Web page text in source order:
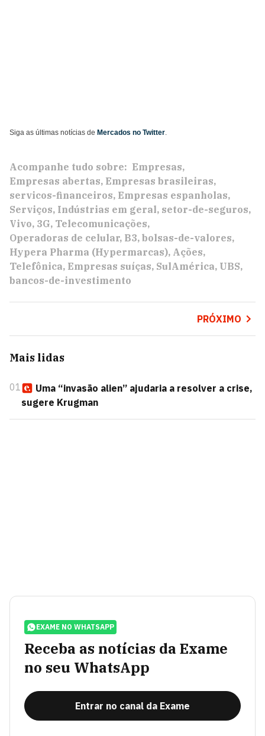
Siga as últimas notícias de Mercados no Twitter.
Acompanhe tudo sobre: Empresas
Empresas abertas Empresas brasileiras
servicos-financeiros Empresas espanholas
Serviços Indústrias em geral setor-de-seguros
Vivo 3G Telecomunicações
Operadoras de celular B3 bolsas-de-valores
Hypera Pharma (Hypermarcas) Ações
Telefônica Empresas suíças SulAmérica UBS
bancos-de-investimento
PRÓXIMO
Mais lidas
01
Uma “invasão alien” ajudaria a resolver a crise,
sugere Krugman
EXAME NO WHATSAPP
Receba as notícias da Exame
no seu WhatsApp
Entrar no canal da Exame